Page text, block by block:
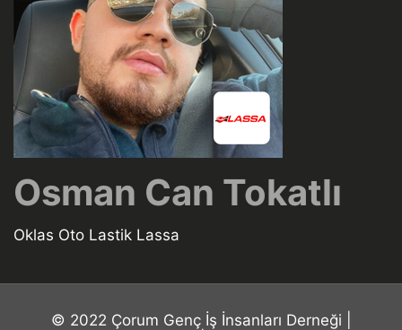
Osman Can Tokatlı
Oklas Oto Lastik Lassa
© 2022 Çorum Genç İş İnsanları Derneği |